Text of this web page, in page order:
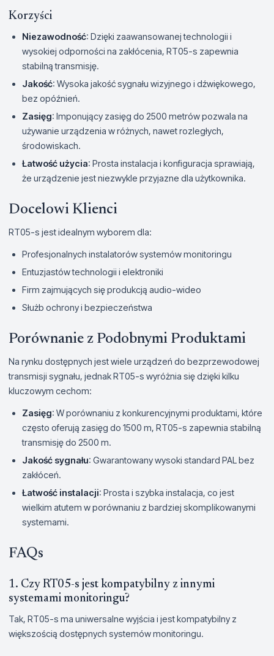
Korzyści
Niezawodność: Dzięki zaawansowanej technologii i
wysokiej odporności na zakłócenia, RT05-s zapewnia
stabilną transmisję.
Jakość: Wysoka jakość sygnału wizyjnego i dźwiękowego,
bez opóźnień.
Zasięg: Imponujący zasięg do 2500 metrów pozwala na
używanie urządzenia w różnych, nawet rozległych,
środowiskach.
Łatwość użycia: Prosta instalacja i konfiguracja sprawiają,
że urządzenie jest niezwykle przyjazne dla użytkownika.
Docelowi Klienci
RT05-s jest idealnym wyborem dla:
Profesjonalnych instalatorów systemów monitoringu
Entuzjastów technologii i elektroniki
Firm zajmujących się produkcją audio-wideo
Służb ochrony i bezpieczeństwa
Porównanie z Podobnymi Produktami
Na rynku dostępnych jest wiele urządzeń do bezprzewodowej
transmisji sygnału, jednak RT05-s wyróżnia się dzięki kilku
kluczowym cechom:
Zasięg: W porównaniu z konkurencyjnymi produktami, które
często oferują zasięg do 1500 m, RT05-s zapewnia stabilną
transmisję do 2500 m.
Jakość sygnału: Gwarantowany wysoki standard PAL bez
zakłóceń.
Łatwość instalacji: Prosta i szybka instalacja, co jest
wielkim atutem w porównaniu z bardziej skomplikowanymi
systemami.
FAQs
1. Czy RT05-s jest kompatybilny z innymi
systemami monitoringu?
Tak, RT05-s ma uniwersalne wyjścia i jest kompatybilny z
większością dostępnych systemów monitoringu.